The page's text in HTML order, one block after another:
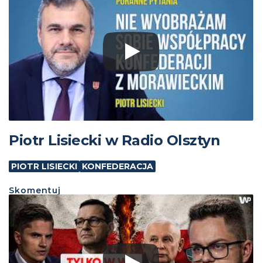
Piotr Lisiecki w Radio Olsztyn
PIOTR LISIECKI KONFEDERACJA
Skomentuj